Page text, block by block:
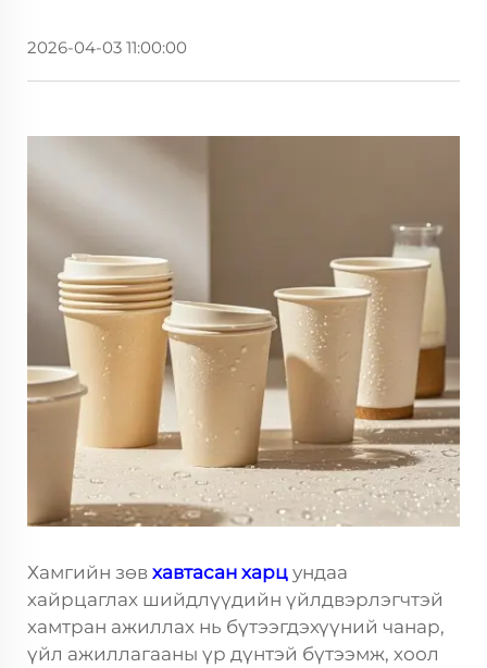
2026-04-03 11:00:00
Хамгийн зөв хавтасан харц ундаа
хайрцаглах шийдлүүдийн үйлдвэрлэгчтэй
хамтран ажиллах нь бүтээгдэхүүний чанар,
үйл ажиллагааны үр дүнтэй бүтээмж, хоол